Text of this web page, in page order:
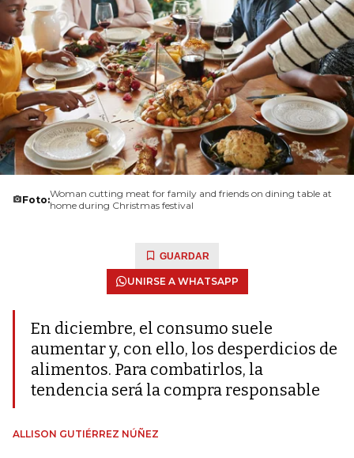
Foto:Woman cutting meat for family and friends on dining table at
home during Christmas festival
GUARDAR
UNIRSE A WHATSAPP
En diciembre, el consumo suele
aumentar y, con ello, los desperdicios de
alimentos. Para combatirlos, la
tendencia será la compra responsable
ALLISON GUTIÉRREZ NÚÑEZ